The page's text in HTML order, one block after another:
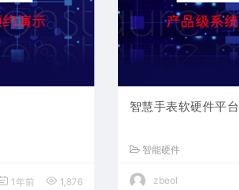
1年前 1,876
智慧手表软硬件平台
智能硬件
zbeol